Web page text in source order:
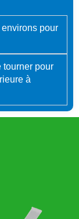
pour
tourner pour
à